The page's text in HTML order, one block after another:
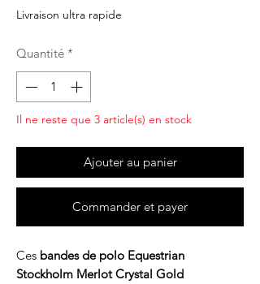
original
Livraison ultra rapide
Quantité *
Il ne reste que 3 article(s) en stock
Ajouter au panier
Commander et payer
Ces bandes de polo Equestrian
Stockholm Merlot Crystal Gold